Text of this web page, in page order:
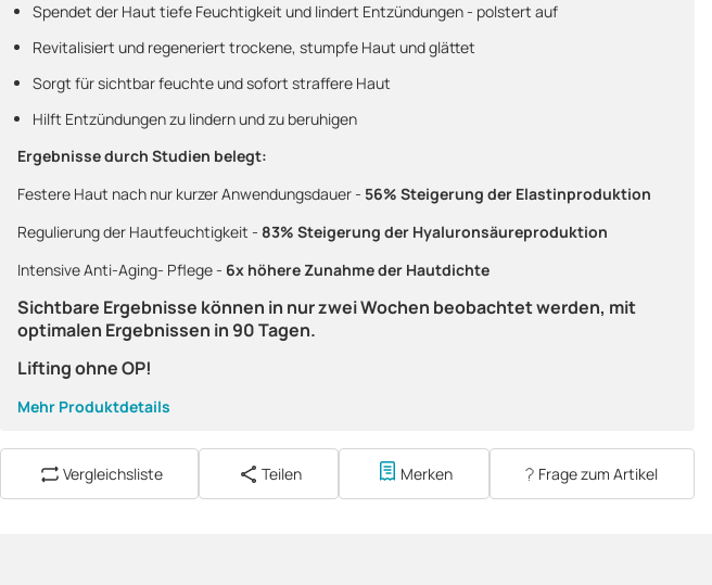
Spendet der Haut tiefe Feuchtigkeit und lindert Entzündungen - polstert auf
Revitalisiert und regeneriert trockene, stumpfe Haut und glättet
Sorgt für sichtbar feuchte und sofort straffere Haut
Hilft Entzündungen zu lindern und zu beruhigen
Ergebnisse durch Studien belegt:
Festere Haut nach nur kurzer Anwendungsdauer - 56% Steigerung der Elastinproduktion
Regulierung der Hautfeuchtigkeit - 83% Steigerung der Hyaluronsäureproduktion
Intensive Anti-Aging- Pflege - 6x höhere Zunahme der Hautdichte
Sichtbare Ergebnisse können in nur zwei Wochen beobachtet werden, mit
optimalen Ergebnissen in 90 Tagen.
Lifting ohne OP!
Mehr Produktdetails
Vergleichsliste Teilen Merken Frage zum Artikel